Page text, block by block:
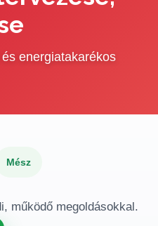
energiatakarékos
Mész
működő megoldásokkal.